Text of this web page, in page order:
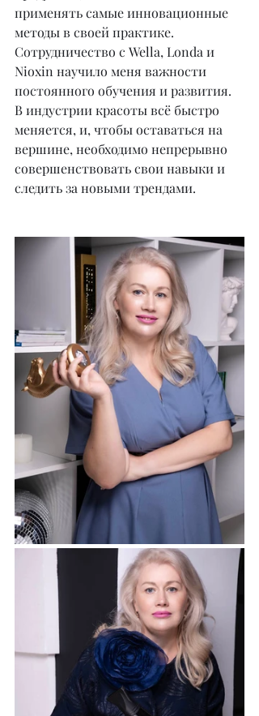
применять самые инновационные
методы в своей практике.
Сотрудничество с Wella, Londa и
Nioxin научило меня важности
постоянного обучения и развития.
В индустрии красоты всё быстро
меняется, и, чтобы оставаться на
вершине, необходимо непрерывно
совершенствовать свои навыки и
следить за новыми трендами.